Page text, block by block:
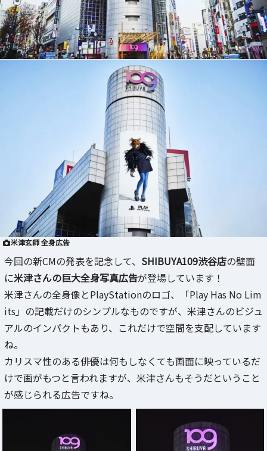
米津玄師 全身広告
今回の新CMの発表を記念して、 SHIBUYA109渋谷店の壁面
に米津さんの巨大全身写真広告が登場しています！
米津さんの全身像とPlayStationのロゴ、「Play Has No Lim
its」の記載だけのシンプルなものですが、米津さんのビジュ
アルのインパクトもあり、これだけで空間を支配しています
ね。
カリスマ性のある俳優は何もしなくても画面に映っているだ
けで画がもつと言われますが、米津さんもそうだということ
が感じられる広告ですね。